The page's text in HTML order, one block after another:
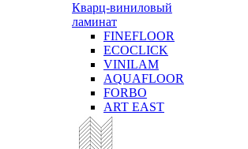
Кварц-виниловый
ламинат
FINEFLOOR
ECOCLICK
VINILAM
AQUAFLOOR
FORBO
ART EAST